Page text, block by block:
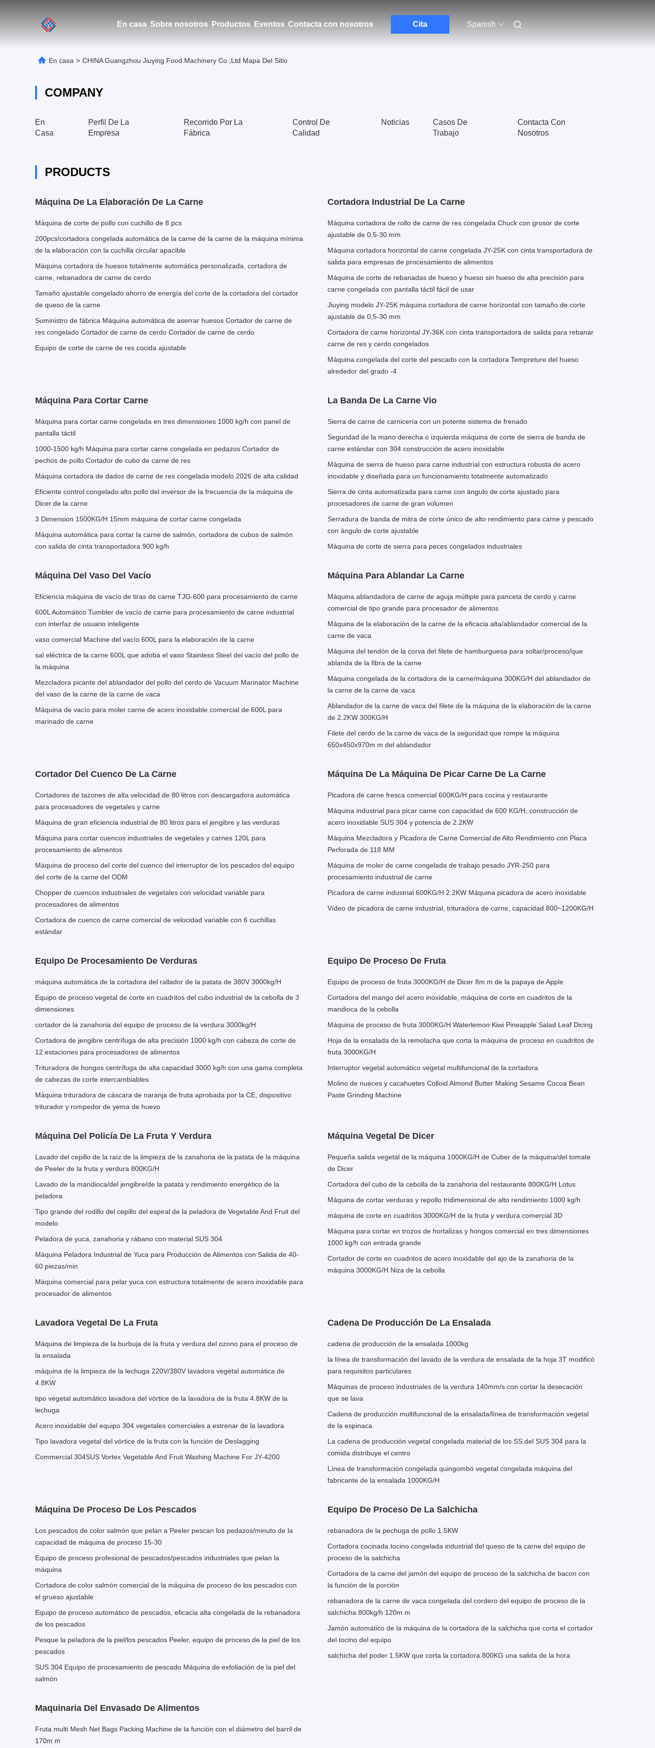
En casa Sobre nosotros Productos Eventos Contacta con nosotros Cita Spanish
En casa > CHINA Guangzhou Jiuying Food Machinery Co.,Ltd Mapa Del Sitio
COMPANY
En
Casa
Perfil De La
Empresa
Recorrido Por La
Fábrica
Control De
Calidad
Noticias
Casos De
Trabajo
Contacta Con
Nosotros
PRODUCTS
Máquina De La Elaboración De La Carne
Máquina de corte de pollo con cuchillo de 8 pcs
200pcs/cortadora congelada automática de la carne de la carne de la máquina mínima
de la elaboración con la cuchilla circular apacible
Máquina cortadora de huesos totalmente automática personalizada, cortadora de
carne, rebanadora de carne de cerdo
Tamaño ajustable congelado ahorro de energía del corte de la cortadora del cortador
de queso de la carne
Suministro de fábrica Máquina automática de aserrar huesos Cortador de carne de
res congelado Cortador de carne de cerdo Cortador de carne de cerdo
Equipo de corte de carne de res cocida ajustable
Cortadora Industrial De La Carne
Máquina cortadora de rollo de carne de res congelada Chuck con grosor de corte
ajustable de 0.5-30 mm
Máquina cortadora horizontal de carne congelada JY-25K con cinta transportadora de
salida para empresas de procesamiento de alimentos
Máquina de corte de rebanadas de hueso y hueso sin hueso de alta precisión para
carne congelada con pantalla táctil fácil de usar
Jiuying modelo JY-25K máquina cortadora de carne horizontal con tamaño de corte
ajustable de 0,5-30 mm
Cortadora de carne horizontal JY-36K con cinta transportadora de salida para rebanar
carne de res y cerdo congelados
Máquina congelada del corte del pescado con la cortadora Tempreture del hueso
alrededor del grado -4
Máquina Para Cortar Carne
Máquina para cortar carne congelada en tres dimensiones 1000 kg/h con panel de
pantalla táctil
1000-1500 kg/h Máquina para cortar carne congelada en pedazos Cortador de
pechos de pollo Cortador de cubo de carne de res
Máquina cortadora de dados de carne de res congelada modelo 2026 de alta calidad
Eficiente control congelado alto pollo del inversor de la frecuencia de la máquina de
Dicer de la carne
3 Dimension 1500KG/H 15mm máquina de cortar carne congelada
Máquina automática para cortar la carne de salmón, cortadora de cubos de salmón
con salida de cinta transportadora 900 kg/h
La Banda De La Carne Vio
Sierra de carne de carnicería con un potente sistema de frenado
Seguridad de la mano derecha o izquierda máquina de corte de sierra de banda de
carne estándar con 304 construcción de acero inoxidable
Máquina de sierra de hueso para carne industrial con estructura robusta de acero
inoxidable y diseñada para un funcionamiento totalmente automatizado
Sierra de cinta automatizada para carne con ángulo de corte ajustado para
procesadores de carne de gran volumen
Serradura de banda de mitra de corte único de alto rendimiento para carne y pescado
con ángulo de corte ajustable
Máquina de corte de sierra para peces congelados industriales
Máquina Del Vaso Del Vacío
Eficiencia máquina de vacío de tiras de carne TJG-600 para procesamiento de carne
600L Automático Tumbler de vacío de carne para procesamiento de carne industrial
con interfaz de usuario inteligente
vaso comercial Machine del vacío 600L para la elaboración de la carne
sal eléctrica de la carne 600L que adoba el vaso Stainless Steel del vacío del pollo de
la máquina
Mezcladora picante del ablandador del pollo del cerdo de Vacuum Marinator Machine
del vaso de la carne de la carne de vaca
Máquina de vacío para moler carne de acero inoxidable comercial de 600L para
marinado de carne
Máquina Para Ablandar La Carne
Máquina ablandadora de carne de aguja múltiple para panceta de cerdo y carne
comercial de tipo grande para procesador de alimentos
Máquina de la elaboración de la carne de la eficacia alta/ablandador comercial de la
carne de vaca
Máquina del tendón de la corva del filete de hamburguesa para soltar/proceso/que
ablanda de la fibra de la carne
Máquina congelada de la cortadora de la carne/máquina 300KG/H del ablandador de
la carne de la carne de vaca
Ablandador de la carne de vaca del filete de la máquina de la elaboración de la carne
de 2.2KW 300KG/H
Filete del cerdo de la carne de vaca de la seguridad que rompe la máquina
650x450x970m m del ablandador
Cortador Del Cuenco De La Carne
Cortadores de tazones de alta velocidad de 80 litros con descargadora automática
para procesadores de vegetales y carne
Máquina de gran eficiencia industrial de 80 litros para el jengibre y las verduras
Máquina para cortar cuencos industriales de vegetales y carnes 120L para
procesamiento de alimentos
Máquina de proceso del corte del cuenco del interruptor de los pescados del equipo
del corte de la carne del ODM
Chopper de cuencos industriales de vegetales con velocidad variable para
procesadores de alimentos
Cortadora de cuenco de carne comercial de velocidad variable con 6 cuchillas
estándar
Máquina De La Máquina De Picar Carne De La Carne
Picadora de carne fresca comercial 600KG/H para cocina y restaurante
Máquina industrial para picar carne con capacidad de 600 KG/H, construcción de
acero inoxidable SUS 304 y potencia de 2.2KW
Máquina Mezcladora y Picadora de Carne Comercial de Alto Rendimiento con Placa
Perforada de 118 MM
Máquina de moler de carne congelada de trabajo pesado JYR-250 para
procesamiento industrial de carne
Picadora de carne industrial 600KG/H 2.2KW Máquina picadora de acero inoxidable
Vídeo de picadora de carne industrial, trituradora de carne, capacidad 800~1200KG/H
Equipo De Procesamiento De Verduras
máquina automática de la cortadora del rallador de la patata de 380V 3000kg/H
Equipo de proceso vegetal de corte en cuadritos del cubo industrial de la cebolla de 3
dimensiones
cortador de la zanahoria del equipo de proceso de la verdura 3000kg/H
Cortadora de jengibre centrífuga de alta precisión 1000 kg/h con cabeza de corte de
12 estaciones para procesadores de alimentos
Trituradora de hongos centrífuga de alta capacidad 3000 kg/h con una gama completa
de cabezas de corte intercambiables
Máquina trituradora de cáscara de naranja de fruta aprobada por la CE, dispositivo
triturador y rompedor de yema de huevo
Equipo De Proceso De Fruta
Equipo de proceso de fruta 3000KG/H de Dicer 8m m de la papaya de Apple
Cortadora del mango del acero inoxidable, máquina de corte en cuadritos de la
mandioca de la cebolla
Máquina de proceso de fruta 3000KG/H Waterlemon Kiwi Pineapple Salad Leaf Dicing
Hoja de la ensalada de la remolacha que corta la máquina de proceso en cuadritos de
fruta 3000KG/H
Interruptor vegetal automático vegetal multifuncional de la cortadora
Molino de nueces y cacahuetes Colloid Almond Butter Making Sesame Cocoa Bean
Paste Grinding Machine
Máquina Del Policía De La Fruta Y Verdura
Lavado del cepillo de la raíz de la limpieza de la zanahoria de la patata de la máquina
de Peeler de la fruta y verdura 800KG/H
Lavado de la mandioca/del jengibre/de la patata y rendimiento energético de la
peladora
Tipo grande del rodillo del cepillo del espiral de la peladora de Vegetable And Fruit del
modelo
Peladora de yuca, zanahoria y rábano con material SUS 304
Máquina Peladora Industrial de Yuca para Producción de Alimentos con Salida de 40-
60 piezas/min
Máquina comercial para pelar yuca con estructura totalmente de acero inoxidable para
procesador de alimentos
Máquina Vegetal De Dicer
Pequeña salida vegetal de la máquina 1000KG/H de Cuber de la máquina/del tomate
de Dicer
Cortadora del cubo de la cebolla de la zanahoria del restaurante 800KG/H Lotus
Máquina de cortar verduras y repollo tridimensional de alto rendimiento 1000 kg/h
máquina de corte en cuadritos 3000KG/H de la fruta y verdura comercial 3D
Máquina para cortar en trozos de hortalizas y hongos comercial en tres dimensiones
1000 kg/h con entrada grande
Cortador de corte en cuadritos de acero inoxidable del ajo de la zanahoria de la
máquina 3000KG/H Niza de la cebolla
Lavadora Vegetal De La Fruta
Máquina de limpieza de la burbuja de la fruta y verdura del ozono para el proceso de
la ensalada
máquina de la limpieza de la lechuga 220V/380V lavadora vegetal automática de
4.8KW
tipo vegetal automático lavadora del vórtice de la lavadora de la fruta 4.8KW de la
lechuga
Acero inoxidable del equipo 304 vegetales comerciales a estrenar de la lavadora
Tipo lavadora vegetal del vórtice de la fruta con la función de Deslagging
Commercial 304SUS Vortex Vegetable And Fruit Washing Machine For JY-4200
Cadena De Producción De La Ensalada
cadena de producción de la ensalada 1000kg
la línea de transformación del lavado de la verdura de ensalada de la hoja 3T modificó
para requisitos particulares
Máquinas de proceso industriales de la verdura 140mm/s con cortar la desecación
que se lava
Cadena de producción multifuncional de la ensalada/línea de transformación vegetal
de la espinaca
La cadena de producción vegetal congelada material de los SS del SUS 304 para la
comida distribuye el centro
Línea de transformación congelada quingombó vegetal congelada máquina del
fabricante de la ensalada 1000KG/H
Máquina De Proceso De Los Pescados
Los pescados de color salmón que pelan a Peeler pescan los pedazos/minuto de la
capacidad de máquina de proceso 15-30
Equipo de proceso profesional de pescados/pescados industriales que pelan la
máquina
Cortadora de color salmón comercial de la máquina de proceso de los pescados con
el grueso ajustable
Equipo de proceso automático de pescados, eficacia alta congelada de la rebanadora
de los pescados
Pesque la peladora de la piel/los pescados Peeler, equipo de proceso de la piel de los
pescados
SUS 304 Equipo de procesamiento de pescado Máquina de exfoliación de la piel del
salmón
Equipo De Proceso De La Salchicha
rebanadora de la pechuga de pollo 1.5KW
Cortadora cocinada tocino congelada industrial del queso de la carne del equipo de
proceso de la salchicha
Cortadora de la carne del jamón del equipo de proceso de la salchicha de bacon con
la función de la porción
rebanadora de la carne de vaca congelada del cordero del equipo de proceso de la
salchicha 800kg/h 120m m
Jamón automático de la máquina de la cortadora de la salchicha que corta el cortador
del tocino del equipo
salchicha del poder 1.5KW que corta la cortadora 800KG una salida de la hora
Maquinaria Del Envasado De Alimentos
Fruta multi Mesh Net Bags Packing Machine de la función con el diámetro del barril de
170m m